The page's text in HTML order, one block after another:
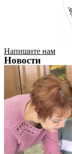
Напишите нам
Новости